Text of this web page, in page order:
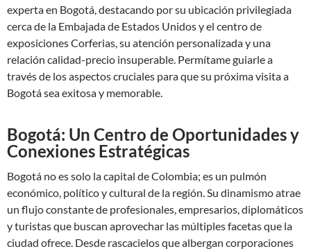
experta en Bogotá, destacando por su ubicación privilegiada
cerca de la Embajada de Estados Unidos y el centro de
exposiciones Corferias, su atención personalizada y una
relación calidad-precio insuperable. Permítame guiarle a
través de los aspectos cruciales para que su próxima visita a
Bogotá sea exitosa y memorable.
Bogotá: Un Centro de Oportunidades y
Conexiones Estratégicas
Bogotá no es solo la capital de Colombia; es un pulmón
económico, político y cultural de la región. Su dinamismo atrae
un flujo constante de profesionales, empresarios, diplomáticos
y turistas que buscan aprovechar las múltiples facetas que la
ciudad ofrece. Desde rascacielos que albergan corporaciones